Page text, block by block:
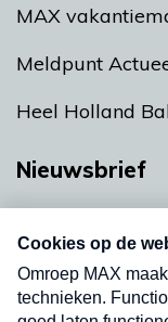
MAX
Meldpunt
Heel Holland
Nieuwsbrief
nieuwsbrief.
uw mailbox.